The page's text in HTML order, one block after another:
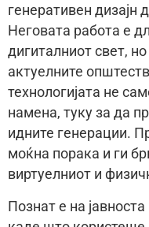
генеративен дизајн
Неговата работа е
дигиталниот свет,
актуелните
технологијата не
намена, туку за да
идните генерации.
моќна порака и ги
виртуелниот и
Познат е на